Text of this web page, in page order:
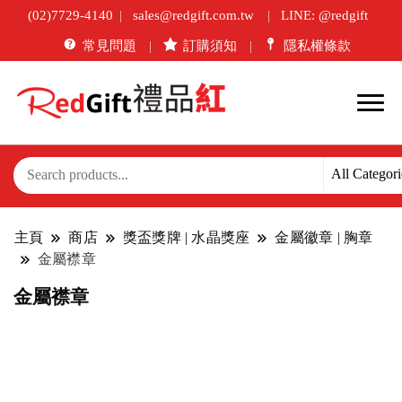
(02)7729-4140 sales@redgift.com.tw LINE: @redgift
常見問題 訂購須知 隱私權條款
主頁 商店 獎盃獎牌 | 水晶獎座
金屬徽章 | 胸章
金屬襟章
金屬襟章